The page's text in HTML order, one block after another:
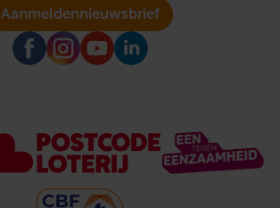
Aanmeldennieuwsbrief